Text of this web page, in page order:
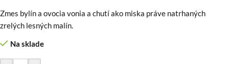
Zmes bylín a ovocia vonia a chutí ako miska práve natrhaných
zrelých lesných malín.
Na sklade